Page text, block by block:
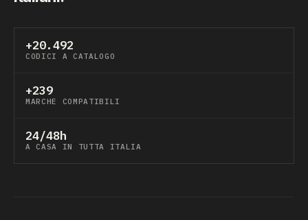
+20.492
CODICI A CATALOGO
+239
MARCHE COMPATIBILI
24/48h
A CASA IN TUTTA ITALIA